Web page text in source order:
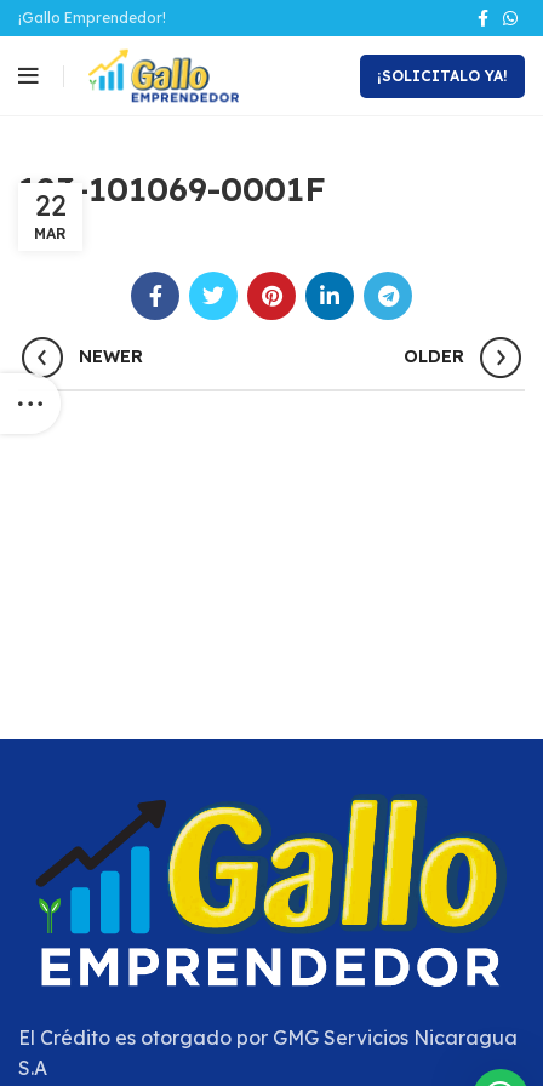
¡Gallo Emprendedor!
¡SOLICITALO YA!
123-101069-0001F
22
MAR
NEWER OLDER
El Crédito es otorgado por GMG Servicios Nicaragua
S.A